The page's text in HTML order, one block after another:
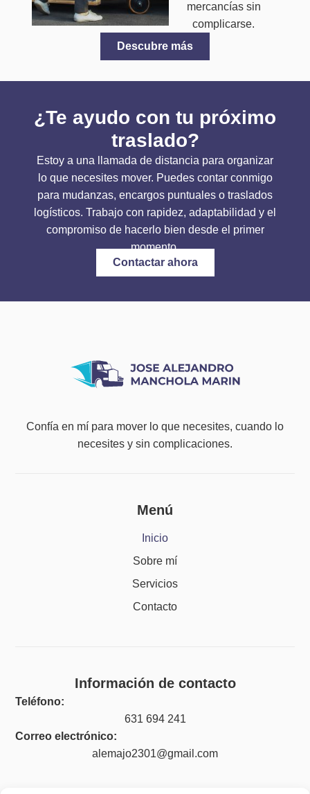
mercancías sin
complicarse.
Descubre más
¿Te ayudo con tu próximo
traslado?
Estoy a una llamada de distancia para organizar
lo que necesites mover. Puedes contar conmigo
para mudanzas, encargos puntuales o traslados
logísticos. Trabajo con rapidez, adaptabilidad y el
compromiso de hacerlo bien desde el primer
momento.
Contactar ahora
Confía en mí para mover lo que necesites, cuando lo
necesites y sin complicaciones.
Menú
Inicio
Sobre mí
Servicios
Contacto
Información de contacto
Teléfono:
631 694 241
Correo electrónico:
alemajo2301@gmail.com